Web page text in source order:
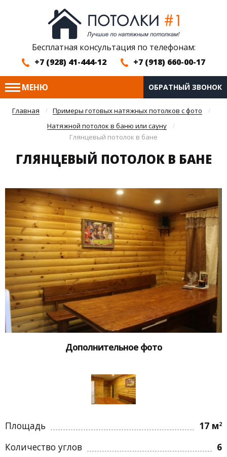
Бесплатная консультация по телефонам:
+7 (928) 41-444-12
+7 (918) 660-00-17
МЕНЮ ОБРАТНЫЙ ЗВОНОК
Главная
Примеры готовых натяжных потолков с фото
Натяжной потолок в баню или сауну
Глянцевый потолок в бане
ГЛЯНЦЕВЫЙ ПОТОЛОК В БАНЕ
Дополнительное фото
Площадь 17 м2
Количество углов
6